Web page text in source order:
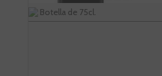
Botella de 75cl.